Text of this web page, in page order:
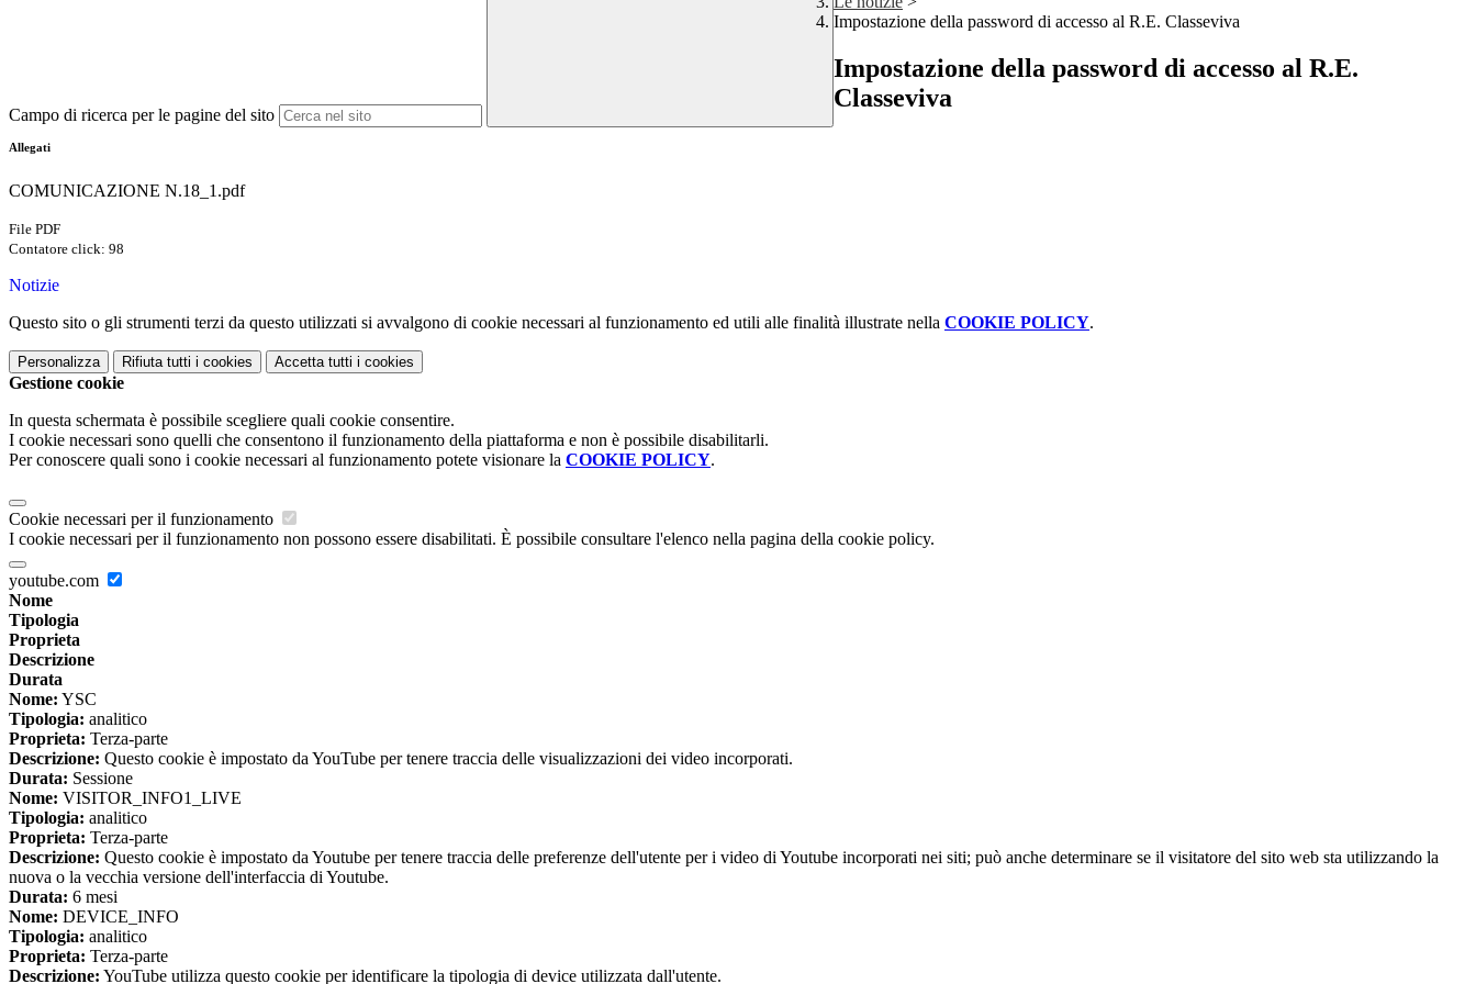
Campo di ricerca per le pagine del sito
Impostazione della password di accesso al R.E. Classeviva
Impostazione della password di accesso al R.E.
Classeviva
Allegati
COMUNICAZIONE N.18_1.pdf
File PDF
Contatore click: 98
Notizie
Questo sito o gli strumenti terzi da questo utilizzati si avvalgono di cookie necessari al funzionamento ed utili alle finalità illustrate nella COOKIE POLICY.
Personalizza Rifiuta tutti i cookies Accetta tutti i cookies
Gestione cookie
In questa schermata è possibile scegliere quali cookie consentire.
I cookie necessari sono quelli che consentono il funzionamento della piattaforma e non è possibile disabilitarli.
Per conoscere quali sono i cookie necessari al funzionamento potete visionare la COOKIE POLICY.
Cookie necessari per il funzionamento
I cookie necessari per il funzionamento non possono essere disabilitati. È possibile consultare l'elenco nella pagina della cookie policy.
youtube.com
Nome
Tipologia
Proprieta
Descrizione
Durata
Nome: YSC
Tipologia: analitico
Proprieta: Terza-parte
Descrizione: Questo cookie è impostato da YouTube per tenere traccia delle visualizzazioni dei video incorporati.
Durata: Sessione
Nome: VISITOR_INFO1_LIVE
Tipologia: analitico
Proprieta: Terza-parte
Descrizione: Questo cookie è impostato da Youtube per tenere traccia delle preferenze dell'utente per i video di Youtube incorporati nei siti; può anche determinare se il visitatore del sito web sta utilizzando la
nuova o la vecchia versione dell'interfaccia di Youtube.
Durata: 6 mesi
Nome: DEVICE_INFO
Tipologia: analitico
Proprieta: Terza-parte
Descrizione: YouTube utilizza questo cookie per identificare la tipologia di device utilizzata dall'utente.